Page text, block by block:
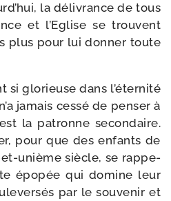
la déli­vrance de tous
et l’Eglise se trouvent
plus pour lui don­ner toute
si glo­rieuse dans l’éternité
jamais ces­sé de pen­ser à
la patronne secon­daire.
pour que des enfants de
​unième siècle, se rap­pe­
épo­pée qui domine leur
par le sou­ve­nir et